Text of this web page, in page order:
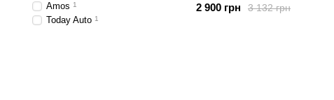
3 132 грн
2 900 грн
Amos 1
Today Auto 1